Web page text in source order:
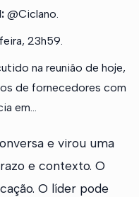
@Ciclano.
23h59.
na reunião de hoje,
de fornecedores com
em...
e virou uma
e contexto. O
O líder pode